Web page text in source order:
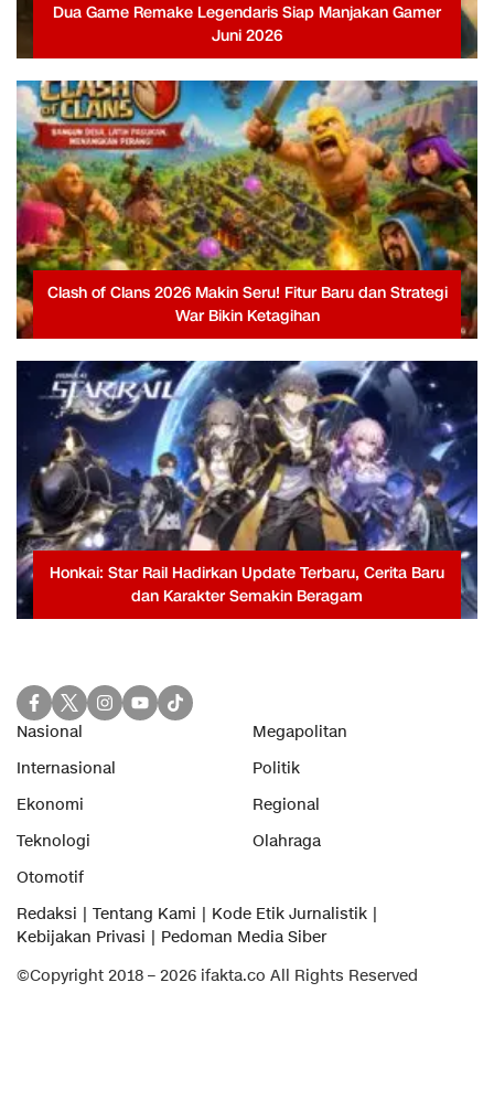
Dua Game Remake Legendaris Siap Manjakan Gamer
Juni 2026
Clash of Clans 2026 Makin Seru! Fitur Baru dan Strategi
War Bikin Ketagihan
Honkai: Star Rail Hadirkan Update Terbaru, Cerita Baru
dan Karakter Semakin Beragam
Nasional
Megapolitan
Internasional
Politik
Ekonomi
Regional
Teknologi
Olahraga
Otomotif
Redaksi
Tentang Kami
Kode Etik Jurnalistik
Kebijakan Privasi
Pedoman Media Siber
©Copyright 2018 – 2026 ifakta.co All Rights Reserved